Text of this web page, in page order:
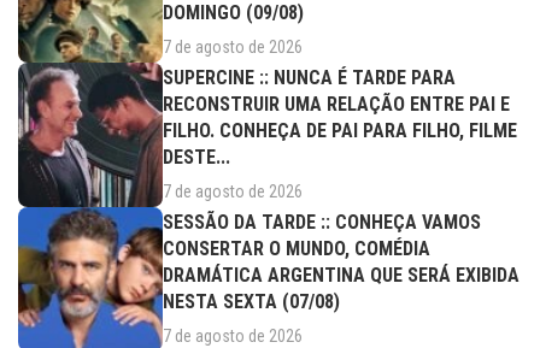
DOMINGO (09/08)
7 de agosto de 2026
SUPERCINE :: NUNCA É TARDE PARA
RECONSTRUIR UMA RELAÇÃO ENTRE PAI E
FILHO. CONHEÇA DE PAI PARA FILHO, FILME
DESTE...
7 de agosto de 2026
SESSÃO DA TARDE :: CONHEÇA VAMOS
CONSERTAR O MUNDO, COMÉDIA
DRAMÁTICA ARGENTINA QUE SERÁ EXIBIDA
NESTA SEXTA (07/08)
7 de agosto de 2026